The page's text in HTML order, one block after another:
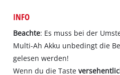
INFO
Beachte: Es muss bei der
Multi-Ah Akku unbedingt die
gelesen werden!
Wenn du die Taste